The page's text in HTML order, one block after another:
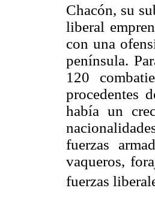
Chacón, su
liberal
con una
península.
120
procedentes
había un
fuerzas
vaqueros,
fuerzas